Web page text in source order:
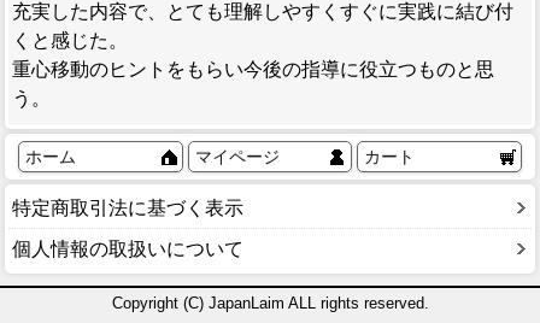
充実した内容で、とても理解しやすくすぐに実践に結び付
くと感じた。
重心移動のヒントをもらい今後の指導に役立つものと思
う。
ホーム マイページ カート
特定商取引法に基づく表示
個人情報の取扱いについて
Copyright (C) JapanLaim ALL rights reserved.